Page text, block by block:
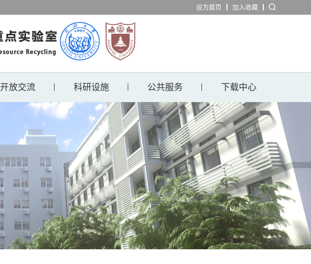
设为首页 加入收藏
开放交流 科研设施 公共服务 下载中心